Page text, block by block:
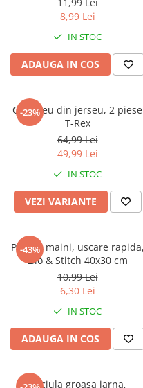
Wonder Woman
The Grinch
FLAMINGO
Incaltaminte fete
Pantofi fete
Pantofi sport fete
Sandale fete
8,99 Lei
IN STOC
ADAUGA IN COS
-23%
Compleu din jerseu, 2 piese
T-Rex
64,99 Lei
49,99 Lei
IN STOC
VEZI VARIANTE
-43%
Prosop maini, uscare rapida,
Lilo & Stitch 40x30 cm
10,99 Lei
6,30 Lei
IN STOC
ADAUGA IN COS
Caciula groasa iarna,